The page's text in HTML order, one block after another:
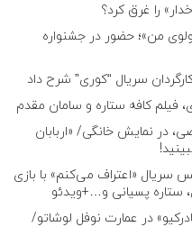
را غرق کرد؟
من»؛ حضور در جشنواره
سریال “کوری” شرح داد
فیلم کافه ستاره و سامان مقدم
در نمایش خانگی/ «اربابان
سریال «اعتراف می‌کنم» با بازی
ستاره پسیانی و…+ویدئو
در عمارت نوفل لوشاتو/